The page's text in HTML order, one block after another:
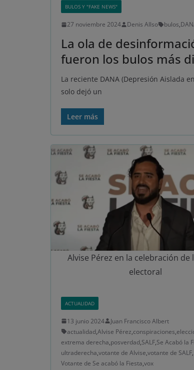
BULOS Y "FAKE NEWS"
27 noviembre 2024 Denis Allso bulos,
La ola de
fueron los bulos más
La reciente DANA (Depresión Aislada
solo dejó un
Leer más
Alvise Pérez en la celebración de
electoral
ACTUALIDAD
13 junio 2024
Juan Francisco Albert
actualidad,Alvise Pérez,conspiraciones,
extrema derecha,posverdad,SALF,Se Acabó la
ultraderecha,votante de Alvise,votante de SALF,
Votante de Se acabó la Fiesta,vox